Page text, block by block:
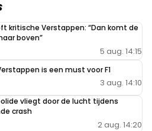
kritische Verstappen: “Dan komt de
boven”
5 aug. 14:15
is een must voor F1
3 aug. 14:10
vliegt door de lucht tijdens
crash
2 aug. 14:20